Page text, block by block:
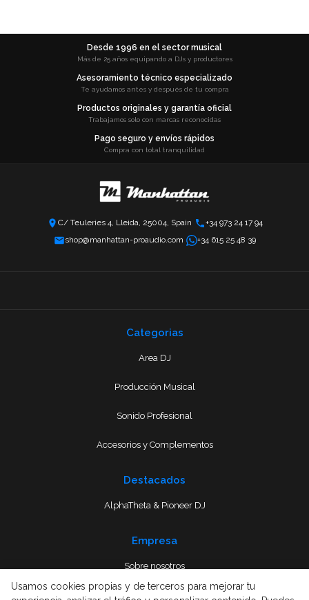
Desde 1996 en el sector musical
Más de 25 años equipando a DJs y productores
Asesoramiento técnico especializado
Te ayudamos antes y después de tu compra
Productos originales y garantía oficial
Trabajamos solo con marcas reconocidas
Pago seguro y envíos rápidos
Compra con total tranquilidad
C/ Teuleries 4, Lleida, 25004, Spain
+34 973 24 17 94
shop@manhattan-proaudio.com
+34 615 25 48 39
Categorias
Area DJ
Producción Musical
Sonido Profesional
Accesorios y Complementos
Destacados
AlphaTheta & Pioneer DJ
Empresa
Sobre nosotros
Usamos cookies propias y de terceros para mejorar tu